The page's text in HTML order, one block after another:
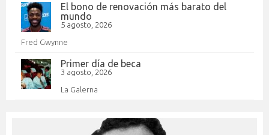
El bono de renovación más barato del
mundo
5 agosto, 2026
Fred Gwynne
Primer día de beca
3 agosto, 2026
La Galerna